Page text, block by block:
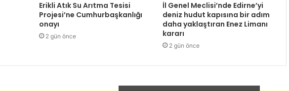
Erikli Atık Su Arıtma Tesisi
Projesi’ne Cumhurbaşkanlığı
onayı
2 gün önce
İl Genel Meclisi’nde Edirne’yi
deniz hudut kapısına bir adım
daha yaklaştıran Enez Limanı
kararı
2 gün önce